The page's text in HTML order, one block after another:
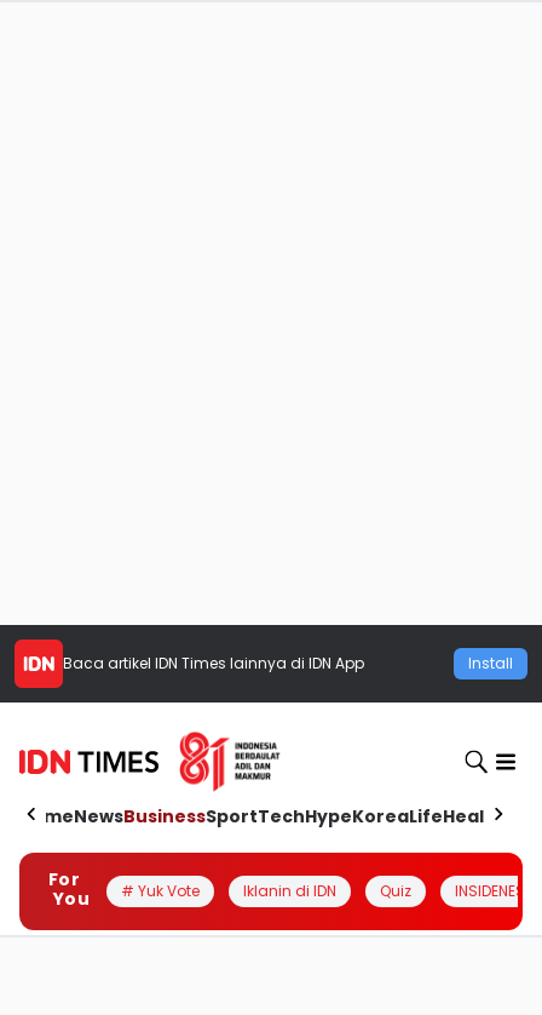
Baca artikel IDN Times lainnya di IDN App Install
HomeNewsBusinessSportTechHypeKoreaLifeHealth
For
You
# Yuk Vote Iklanin di IDN Quiz INSIDENESIA